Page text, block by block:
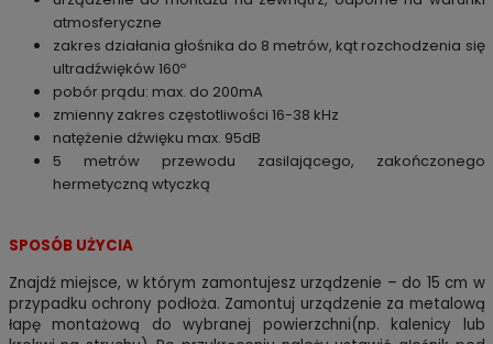
atmosferyczne
zakres działania głośnika do 8 metrów, kąt rozchodzenia się
ultradźwięków 160º
pobór prądu: max. do 200mA
zmienny zakres częstotliwości 16-38 kHz
natężenie dźwięku max. 95dB
5 metrów przewodu zasilającego, zakończonego
hermetyczną wtyczką
SPOSÓB UŻYCIA
Znajdź miejsce, w którym zamontujesz urządzenie – do 15 cm w
przypadku ochrony podłoża. Zamontuj urządzenie za metalową
łapę montażową do wybranej powierzchni(np. kalenicy lub